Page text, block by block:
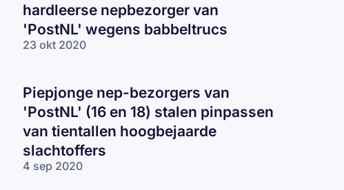
hardleerse nepbezorger van
'PostNL' wegens babbeltrucs
23 okt 2020
Piepjonge nep-bezorgers van
'PostNL' (16 en 18) stalen pinpassen
van tientallen hoogbejaarde
slachtoffers
4 sep 2020